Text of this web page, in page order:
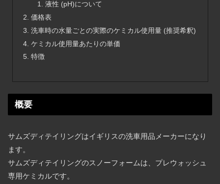
液性 (pH)について
価格表
洗車時の水量ごとの実際のケミカル使用量 (推奨希釈)
ケミカル使用量あたりの単価
特徴
概要
サムズディテイリングはイギリスの洗車用品メーカーになり
ます。
サムズディテイリングのスノーフォームは、プレウォッシュ
専用ケミカルです。